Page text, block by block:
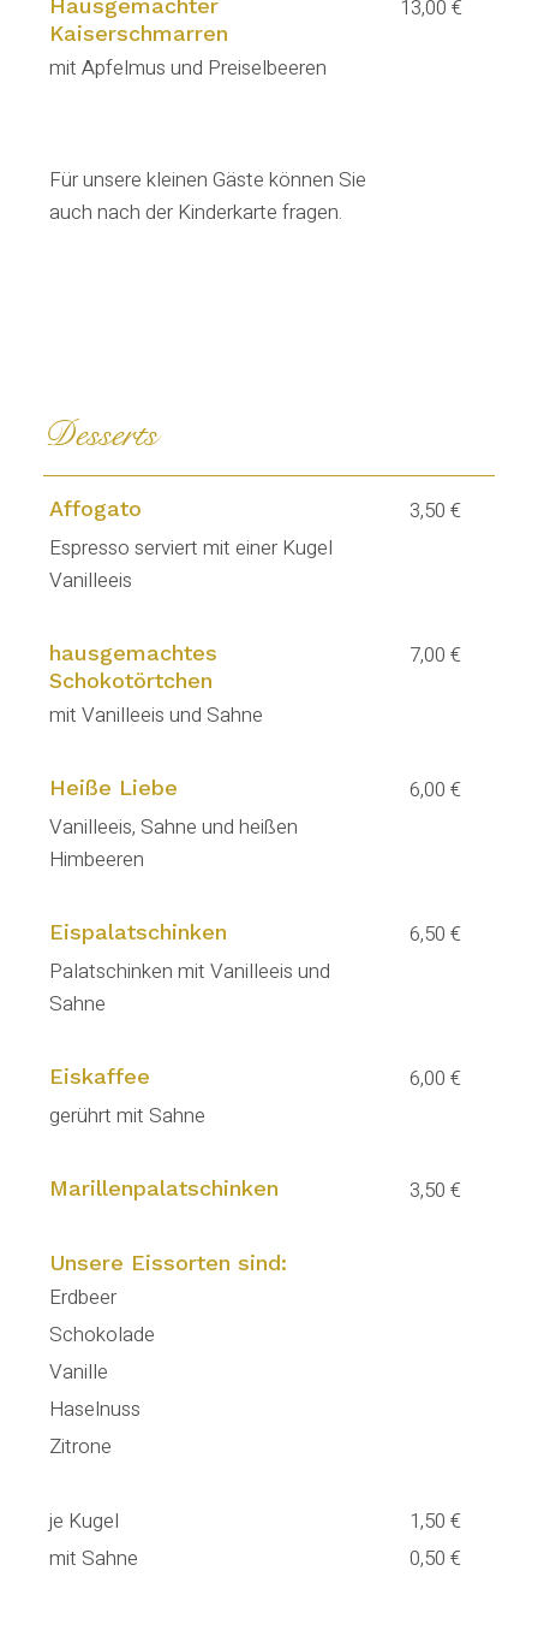
Hausgemachter
Kaiserschmarren
13,00 €
mit Apfelmus und Preiselbeeren
Für unsere kleinen Gäste können Sie
auch nach der Kinderkarte fragen.
Desserts
Affogato
3,50 €
Espresso serviert mit einer Kugel
Vanilleeis
hausgemachtes
Schokotörtchen
7,00 €
mit Vanilleeis und Sahne
Heiße Liebe
6,00 €
Vanilleeis, Sahne und heißen
Himbeeren
Eispalatschinken
6,50 €
Palatschinken mit Vanilleeis und
Sahne
Eiskaffee
6,00 €
gerührt mit Sahne
Marillenpalatschinken 3,50 €
Unsere Eissorten sind:
Erdbeer
Schokolade
Vanille
Haselnuss
Zitrone
je Kugel
1,50 €
mit Sahne
0,50 €